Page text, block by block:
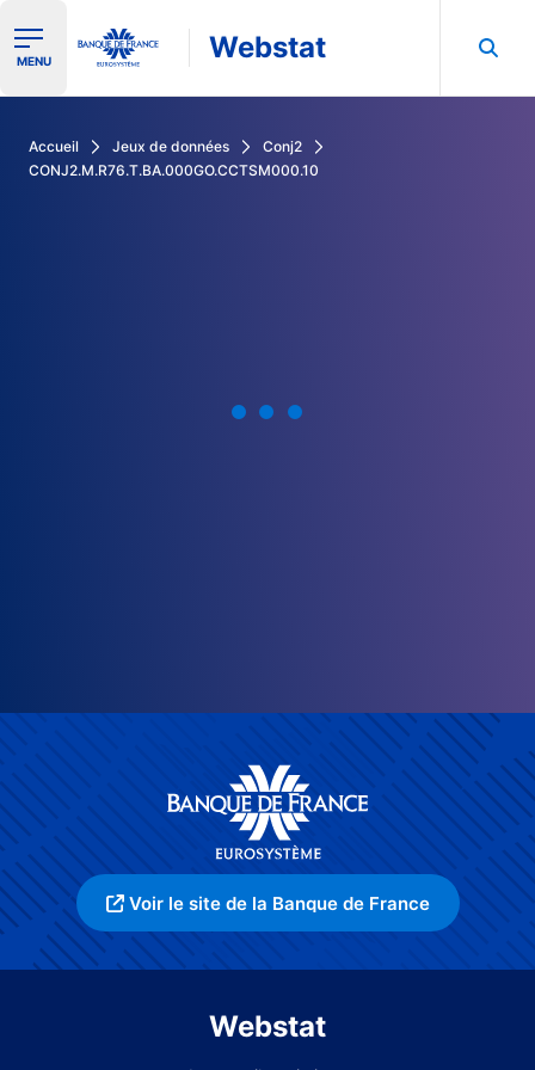
Ouvrir le menu de navigation
MENU Webstat
Accueil Jeux de données
Conj2
CONJ2.M.R76.T.BA.000GO.CCTSM000.10
Voir le site de la Banque de France
Webstat